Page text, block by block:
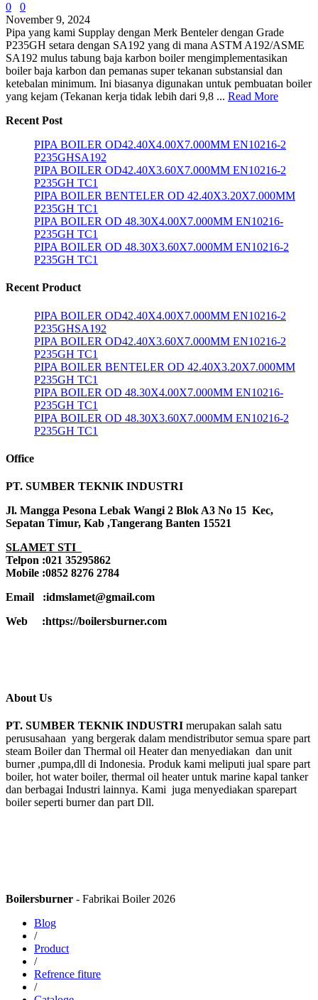
0
0
November 9, 2024
Pipa yang kami Supplay dengan Merk Benteler dengan Grade
P235GH setara dengan SA192 yang di mana ASTM A192/ASME
SA192 mulus tabung baja karbon boiler mengimplementasikan
boiler baja karbon dan pemanas super tekanan substansial dan
ketebalan minimum. Ini biasanya digunakan untuk pembuatan boiler
yang kejam (Tekanan kerja tidak lebih dari 9,8 ... Read More
Recent Post
PIPA BOILER OD42.40X4.00X7.000MM EN10216-2
P235GHSA192
PIPA BOILER OD42.40X3.60X7.000MM EN10216-2
P235GH TC1
PIPA BOILER BENTELER OD 42.40X3.20X7.000MM
P235GH TC1
PIPA BOILER OD 48.30X4.00X7.000MM EN10216-
P235GH TC1
PIPA BOILER OD 48.30X3.60X7.000MM EN10216-2
P235GH TC1
Recent Product
PIPA BOILER OD42.40X4.00X7.000MM EN10216-2
P235GHSA192
PIPA BOILER OD42.40X3.60X7.000MM EN10216-2
P235GH TC1
PIPA BOILER BENTELER OD 42.40X3.20X7.000MM
P235GH TC1
PIPA BOILER OD 48.30X4.00X7.000MM EN10216-
P235GH TC1
PIPA BOILER OD 48.30X3.60X7.000MM EN10216-2
P235GH TC1
Office
PT. SUMBER TEKNIK INDUSTRI
Jl. Mangga Pesona Lebak Wangi 2 Blok A3 No 15 Kec,
Sepatan Timur, Kab ,Tangerang Banten 15521
SLAMET STI
Telpon :021 35295862
Mobile :0852 8276 2784
Email :idmslamet@gmail.com
Web :https://boilersburner.com
About Us
PT. SUMBER TEKNIK INDUSTRI merupakan salah satu
perususahaan yang bergerak dalam mendistributor semua spare part
steam Boiler dan Thermal oil Heater dan menyediakan dan unit
burner ,pumpa,dll di Indonesia. Produk kami meliputi jual spare part
boiler, hot water boiler, thermal oil heater untuk marine kapal tanker
dan berbagai Industri lainnya. Kami juga menyediakan sparepart
boiler seperti burner dan part Dll.
Boilersburner - Fabrikai Boiler 2026
Blog
/
Product
/
Refrence fiture
/